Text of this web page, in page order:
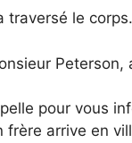
traversé le corps.
Peterson,
pour vous
frère arrive en